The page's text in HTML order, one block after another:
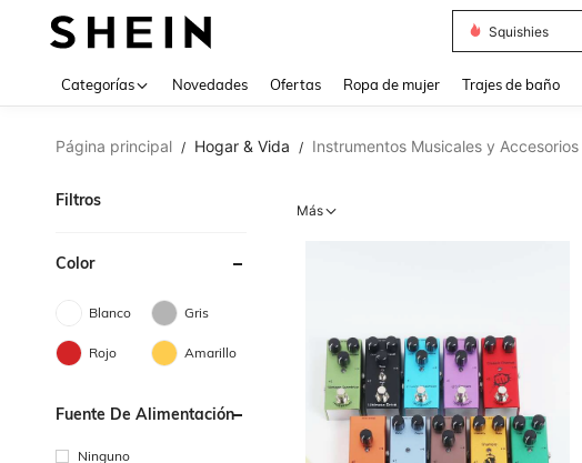
Musera
Categorías Novedades Ofertas Ropa de mujer Trajes de baño
Página principal / Hogar & Vida / Instrumentos Musicales y Accesorios
Filtros
Color
Blanco Gris
Rojo Amarillo
Fuente De Alimentación
Ninguno
Más